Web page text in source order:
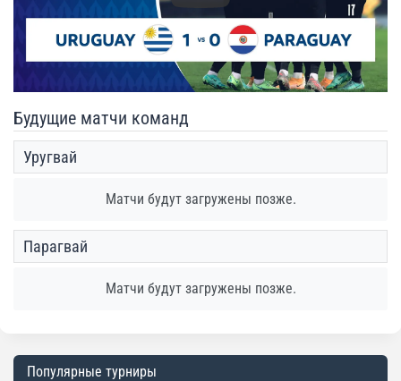
Будущие матчи команд
Уругвай
Матчи будут загружены позже.
Парагвай
Матчи будут загружены позже.
Популярные турниры